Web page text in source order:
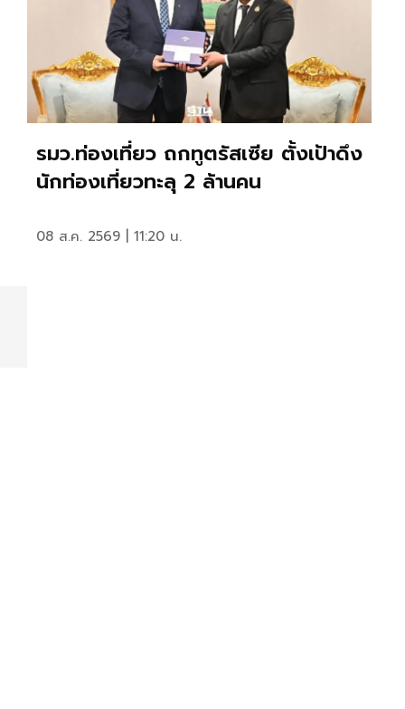
รมว.ท่องเที่ยว ถกทูตรัสเซีย ตั้งเป้าดึง
นักท่องเที่ยวทะลุ 2 ล้านคน
08 ส.ค. 2569 | 11:20 น.